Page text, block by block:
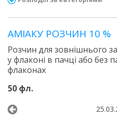
АМІАКУ РОЗЧИН 10 %
Розчин для зовнішнього
у флаконі в пачці або без
флаконах
50 фл.